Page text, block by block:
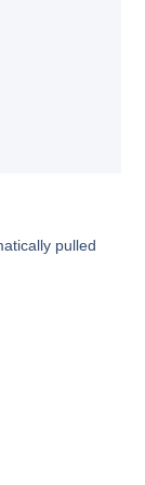
pulled